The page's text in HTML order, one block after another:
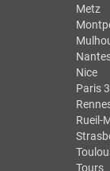
Metz
Nice
Paris 3
Rueil-
Tours